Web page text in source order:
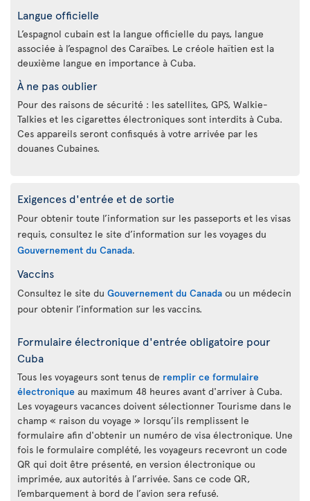
Langue officielle
L’espagnol cubain est la langue officielle du pays, langue
associée à l’espagnol des Caraïbes. Le créole haïtien est la
deuxième langue en importance à Cuba.
À ne pas oublier
Pour des raisons de sécurité : les satellites, GPS, Walkie-
Talkies et les cigarettes électroniques sont interdits à Cuba.
Ces appareils seront confisqués à votre arrivée par les
douanes Cubaines.
Exigences d'entrée et de sortie
Pour obtenir toute l’information sur les passeports et les visas
requis, consultez le site d’information sur les voyages du
Gouvernement du Canada.
Vaccins
Consultez le site du Gouvernement du Canada ou un médecin
pour obtenir l’information sur les vaccins.
Formulaire électronique d'entrée obligatoire pour
Cuba
Tous les voyageurs sont tenus de remplir ce formulaire
électronique au maximum 48 heures avant d'arriver à Cuba.
Les voyageurs vacances doivent sélectionner Tourisme dans le
champ « raison du voyage » lorsqu’ils remplissent le
formulaire afin d'obtenir un numéro de visa électronique. Une
fois le formulaire complété, les voyageurs recevront un code
QR qui doit être présenté, en version électronique ou
imprimée, aux autorités à l’arrivée. Sans ce code QR,
l’embarquement à bord de l’avion sera refusé.